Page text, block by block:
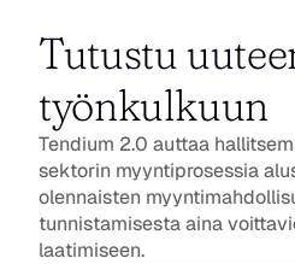
Tutustu
työnkulkuun
Tendium 2.0 auttaa
sektorin myyntiprosessia
olennaisten
tunnistamisesta aina
laatimiseen.